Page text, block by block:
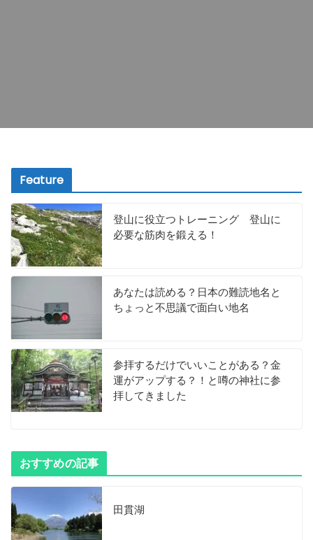
Feature
登山に役立つトレーニング 登山に
必要な筋肉を鍛える！
あなたは読める？日本の難読地名と
ちょっと不思議で面白い地名
参拝するだけでいいことがある？金
運がアップする？！と噂の神社に参
拝してきました
おすすめの記事
田貫湖